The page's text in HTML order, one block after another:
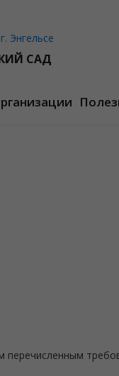
Энгельсе
САД
перечисленным